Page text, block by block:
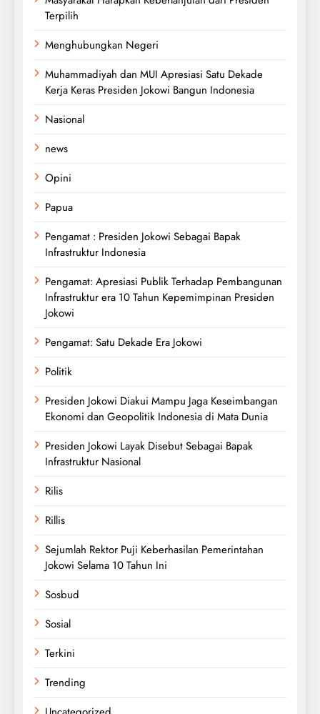
Terpilih
Menghubungkan Negeri
Muhammadiyah dan MUI Apresiasi Satu Dekade
Kerja Keras Presiden Jokowi Bangun Indonesia
Nasional
news
Opini
Papua
Pengamat : Presiden Jokowi Sebagai Bapak
Infrastruktur Indonesia
Pengamat: Apresiasi Publik Terhadap Pembangunan
Infrastruktur era 10 Tahun Kepemimpinan Presiden
Jokowi
Pengamat: Satu Dekade Era Jokowi
Politik
Presiden Jokowi Diakui Mampu Jaga Keseimbangan
Ekonomi dan Geopolitik Indonesia di Mata Dunia
Presiden Jokowi Layak Disebut Sebagai Bapak
Infrastruktur Nasional
Rilis
Rillis
Sejumlah Rektor Puji Keberhasilan Pemerintahan
Jokowi Selama 10 Tahun Ini
Sosbud
Sosial
Terkini
Trending